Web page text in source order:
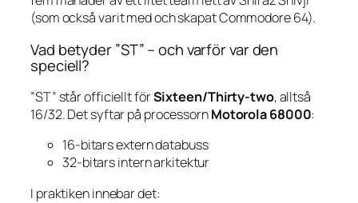
(som också varit med och skapat Commodore 64).
Vad betyder ”ST” – och varför var den
speciell?
”ST” står officiellt förSixteen/Thirty-two, alltså
16/32. Det syftar på processornMotorola 68000:
16-bitars extern databuss
32-bitars intern arkitektur
I praktiken innebar det: